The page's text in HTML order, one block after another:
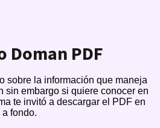
Doman PDF
sobre la información que maneja
sin embargo si quiere conocer en
te invitó a descargar el PDF en
fondo.